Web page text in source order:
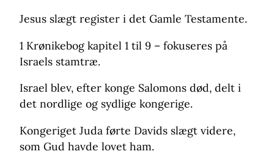
Jesus slægt register i det Gamle Testamente.
1 Krønikebog kapitel 1 til 9 – fokuseres på
Israels stamtræ.
Israel blev, efter konge Salomons død, delt i
det nordlige og sydlige kongerige.
Kongeriget Juda førte Davids slægt videre,
som Gud havde lovet ham.